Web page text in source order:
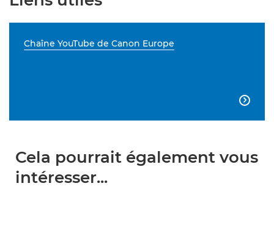
Chaîne YouTube de Canon Europe

Cela pourrait également vous
intéresser...